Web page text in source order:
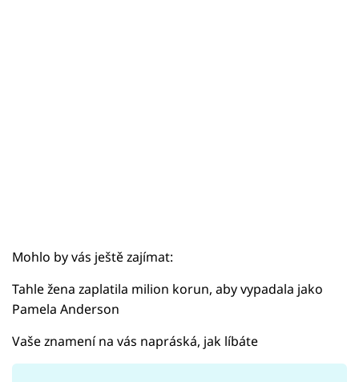
Mohlo by vás ještě zajímat:
Tahle žena zaplatila milion korun, aby vypadala jako
Pamela Anderson
Vaše znamení na vás napráská, jak líbáte